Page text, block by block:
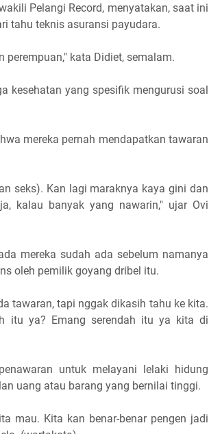
Pelangi Record, menyatakan, saat ini
tahu teknis asuransi payudara.
kata Didiet, semalam.
kesehatan yang spesifik mengurusi soal
mereka pernah mendapatkan tawaran
seks). Kan lagi maraknya kaya gini dan
kalau banyak yang nawarin," ujar Ovi
mereka sudah ada sebelum namanya
oleh pemilik goyang dribel itu.
tawaran, tapi nggak dikasih tahu ke kita.
itu ya? Emang serendah itu ya kita di
untuk melayani lelaki hidung
uang atau barang yang bernilai tinggi.
mau. Kita kan benar-benar pengen jadi